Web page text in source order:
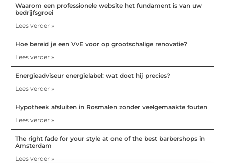
Waarom een professionele website het fundament is van uw
bedrijfsgroei
Lees verder »
Hoe bereid je een VvE voor op grootschalige renovatie?
Lees verder »
Energieadviseur energielabel: wat doet hij precies?
Lees verder »
Hypotheek afsluiten in Rosmalen zonder veelgemaakte fouten
Lees verder »
The right fade for your style at one of the best barbershops in
Amsterdam
Lees verder »